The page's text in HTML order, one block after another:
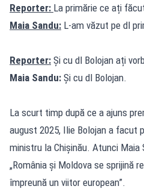
Reporter: La primărie ce ați
Maia Sandu: L-am văzut pe dl
Reporter: Și cu dl Bolojan ați
Maia Sandu: Și cu dl Bolojan.
La scurt timp după ce a ajuns
august 2025, Ilie Bolojan a facut
ministru la Chișinău. Atunci Maia
„România și Moldova se sprijină
împreună un viitor european”.